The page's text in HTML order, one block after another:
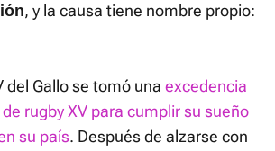
, y la causa tiene nombre propio:
del Gallo se tomó una excedencia
rugby XV para cumplir su sueño
su país. Después de alzarse con